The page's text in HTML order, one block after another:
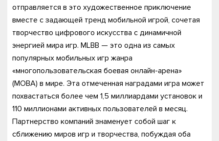
отправляется в это художественное приключение
вместе с задающей тренд мобильной игрой, сочетая
творчество цифрового искусства с динамичной
энергией мира игр. MLBB — это одна из самых
популярных мобильных игр жанра
«многопользовательская боевая онлайн-арена»
(MOBA) в мире. Эта отмеченная наградами игра может
похвастаться более чем 1,5 миллиардами установок и
110 миллионами активных пользователей в месяц.
Партнерство компаний знаменует собой шаг к
сближению миров игр и творчества, побуждая оба